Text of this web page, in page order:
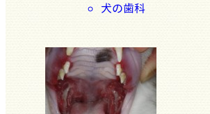
犬の歯科